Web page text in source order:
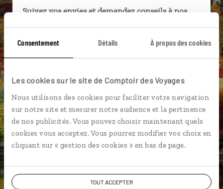
Consentement Détails À propos des cookies
Les cookies sur le site de Comptoir des Voyages
Nous utilisons des cookies pour faciliter votre navigation
sur notre site et mesurer notre audience et la pertinence
de nos publicités. Vous pouvez choisir maintenant quels
cookies vous acceptez. Vous pourrez modifier vos choix en
cliquant sur « gestion des cookies » en bas de page.
TOUT ACCEPTER
Suivez vos envies et demandez conseils à nos
Ils sauront organiser votre itinéraire au plus
près de vos envies et de la réalité du pays.
connectés en agence, mais aussi par email ou
téléphone.
Vous gardez le même interlocuteur avant,
pendant et après votre voyage.
DEMANDER UN DEVIS